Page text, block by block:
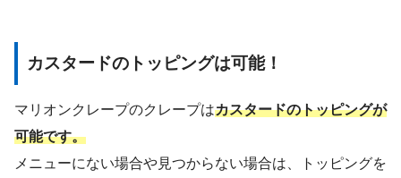
カスタードのトッピングは可能！
マリオンクレープのクレープはカスタードのトッピングが
可能です。
メニューにない場合や見つからない場合は、トッピングを